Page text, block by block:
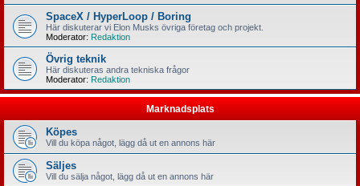
SpaceX / HyperLoop / Boring
Här diskuterar vi Elon Musks övriga företag och projekt.
Moderator: Redaktion
Övrig teknik
Här diskuteras andra tekniska frågor
Moderator: Redaktion
Marknadsplats
Köpes
Vill du köpa något, lägg då ut en annons här
Säljes
Vill du sälja något, lägg då ut en annons här